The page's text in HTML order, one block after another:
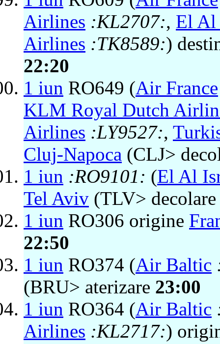
Airlines :KL2707:, El Al
Airlines :TK8589:)
22:20
1 iun RO649 (Air France
KLM Royal Dutch
Airlines :LY9527:,
Cluj-Napoca (CLJ>
1 iun :RO9101: (El Al
Tel Aviv (TLV>
1 iun RO306 origine
22:50
1 iun RO374 (Air Baltic
(BRU> aterizare 23:00
1 iun RO364 (Air Baltic
Airlines :KL2717:)